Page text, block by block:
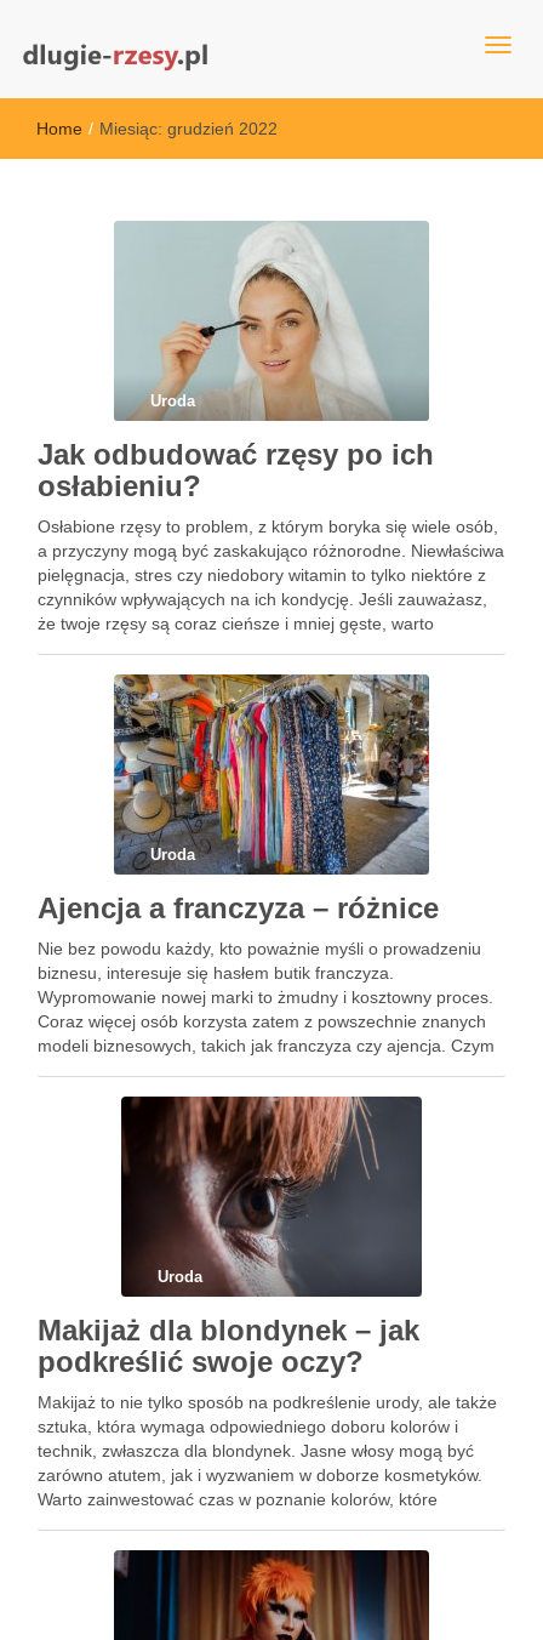
dlugie-rzesy.pl
Home / Miesiąc: grudzień 2022
Uroda
Jak odbudować rzęsy po ich
osłabieniu?
Osłabione rzęsy to problem, z którym boryka się wiele osób,
a przyczyny mogą być zaskakująco różnorodne. Niewłaściwa
pielęgnacja, stres czy niedobory witamin to tylko niektóre z
czynników wpływających na ich kondycję. Jeśli zauważasz,
że twoje rzęsy są coraz cieńsze i mniej gęste, warto
Uroda
Ajencja a franczyza – różnice
Nie bez powodu każdy, kto poważnie myśli o prowadzeniu
biznesu, interesuje się hasłem butik franczyza.
Wypromowanie nowej marki to żmudny i kosztowny proces.
Coraz więcej osób korzysta zatem z powszechnie znanych
modeli biznesowych, takich jak franczyza czy ajencja. Czym
Zacznijmy od krótkiego …
Uroda
Makijaż dla blondynek – jak
podkreślić swoje oczy?
Makijaż to nie tylko sposób na podkreślenie urody, ale także
sztuka, która wymaga odpowiedniego doboru kolorów i
technik, zwłaszcza dla blondynek. Jasne włosy mogą być
zarówno atutem, jak i wyzwaniem w doborze kosmetyków.
Warto zainwestować czas w poznanie kolorów, które
aby efekt był …